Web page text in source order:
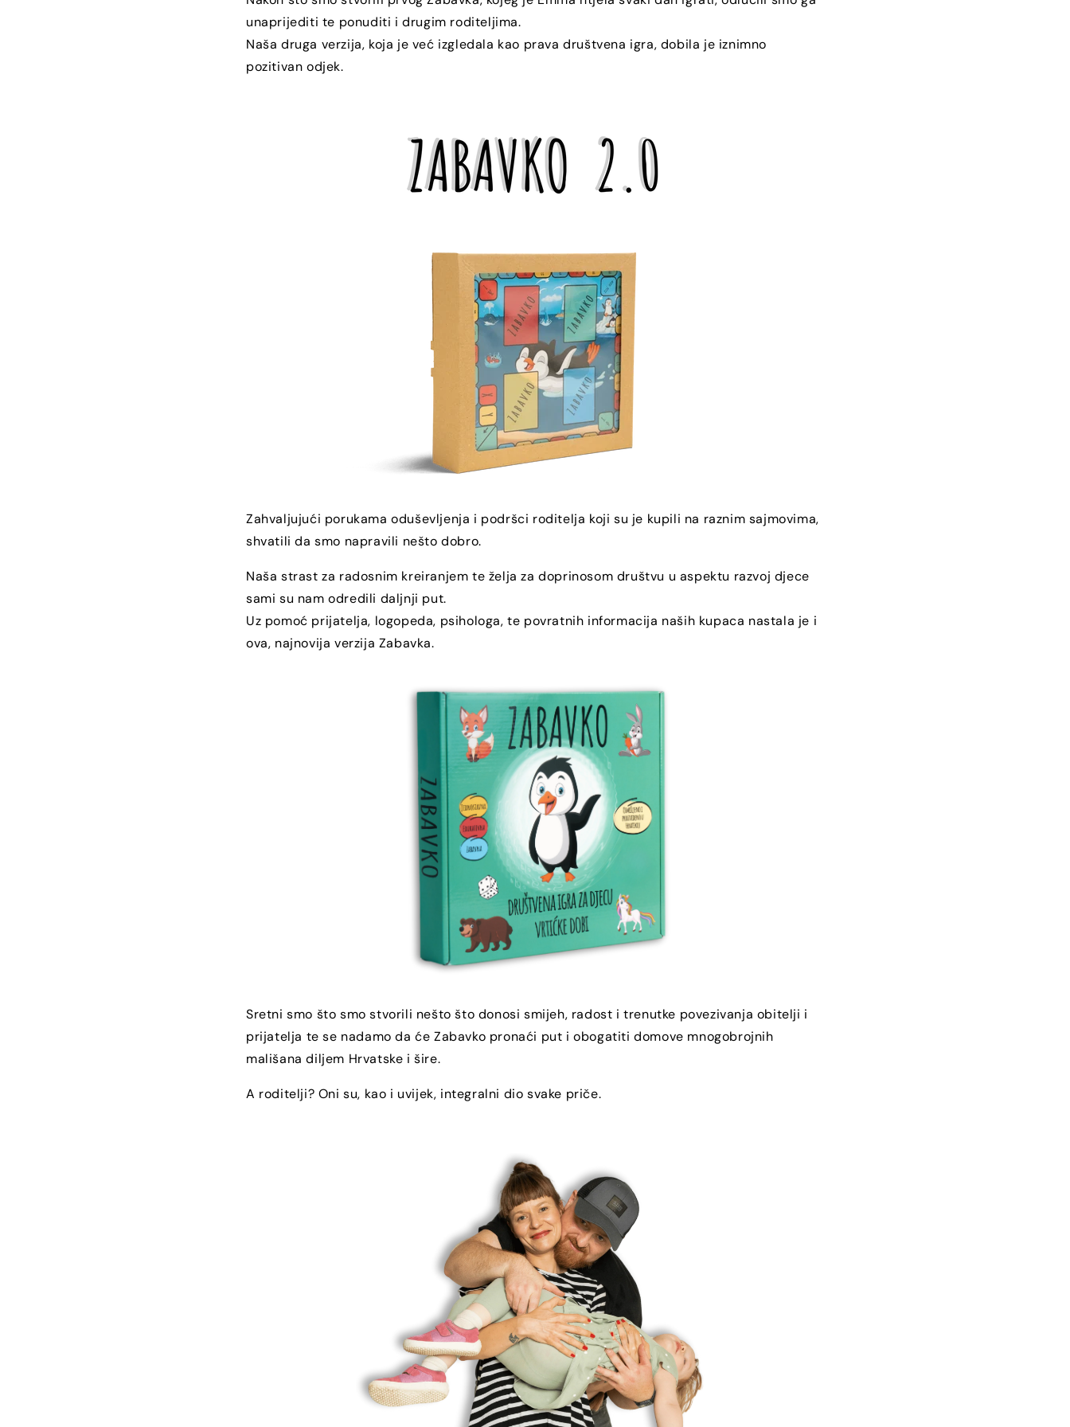
unaprijediti te ponuditi i drugim roditeljima.
Naša druga verzija, koja je već izgledala kao prava društvena igra, dobila je iznimno
pozitivan odjek.
Zahvaljujući porukama oduševljenja i podršci roditelja koji su je kupili na raznim sajmovima,
shvatili da smo napravili nešto dobro.
Naša strast za radosnim kreiranjem te želja za doprinosom društvu u aspektu razvoj djece
sami su nam odredili daljnji put.
Uz pomoć prijatelja, logopeda, psihologa, te povratnih informacija naših kupaca nastala je i
ova, najnovija verzija Zabavka.
Sretni smo što smo stvorili nešto što donosi smijeh, radost i trenutke povezivanja obitelji i
prijatelja te se nadamo da će Zabavko pronaći put i obogatiti domove mnogobrojnih
mališana diljem Hrvatske i šire.
A roditelji? Oni su, kao i uvijek, integralni dio svake priče.